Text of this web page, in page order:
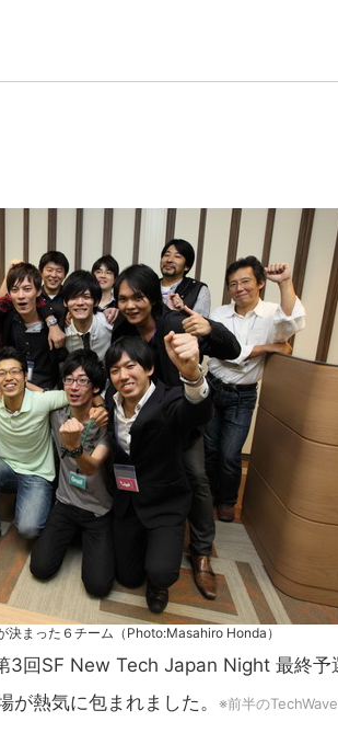
決まった６チーム（Photo:Masahiro Honda）
回SF New Tech Japan Night 最終予
熱気に包まれました。
※前半の